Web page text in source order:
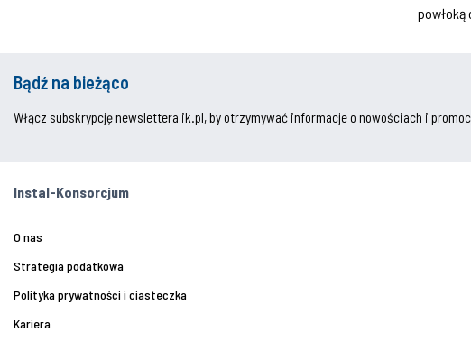
powłoką
Bądź na bieżąco
Włącz subskrypcję newslettera ik.pl, by otrzymywać informacje o nowościach i
Instal-Konsorcjum
O nas
Strategia podatkowa
Polityka prywatności i ciasteczka
Kariera